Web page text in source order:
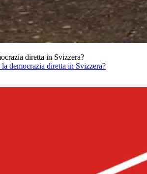
diretta in Svizzera?
democrazia diretta in Svizzera?